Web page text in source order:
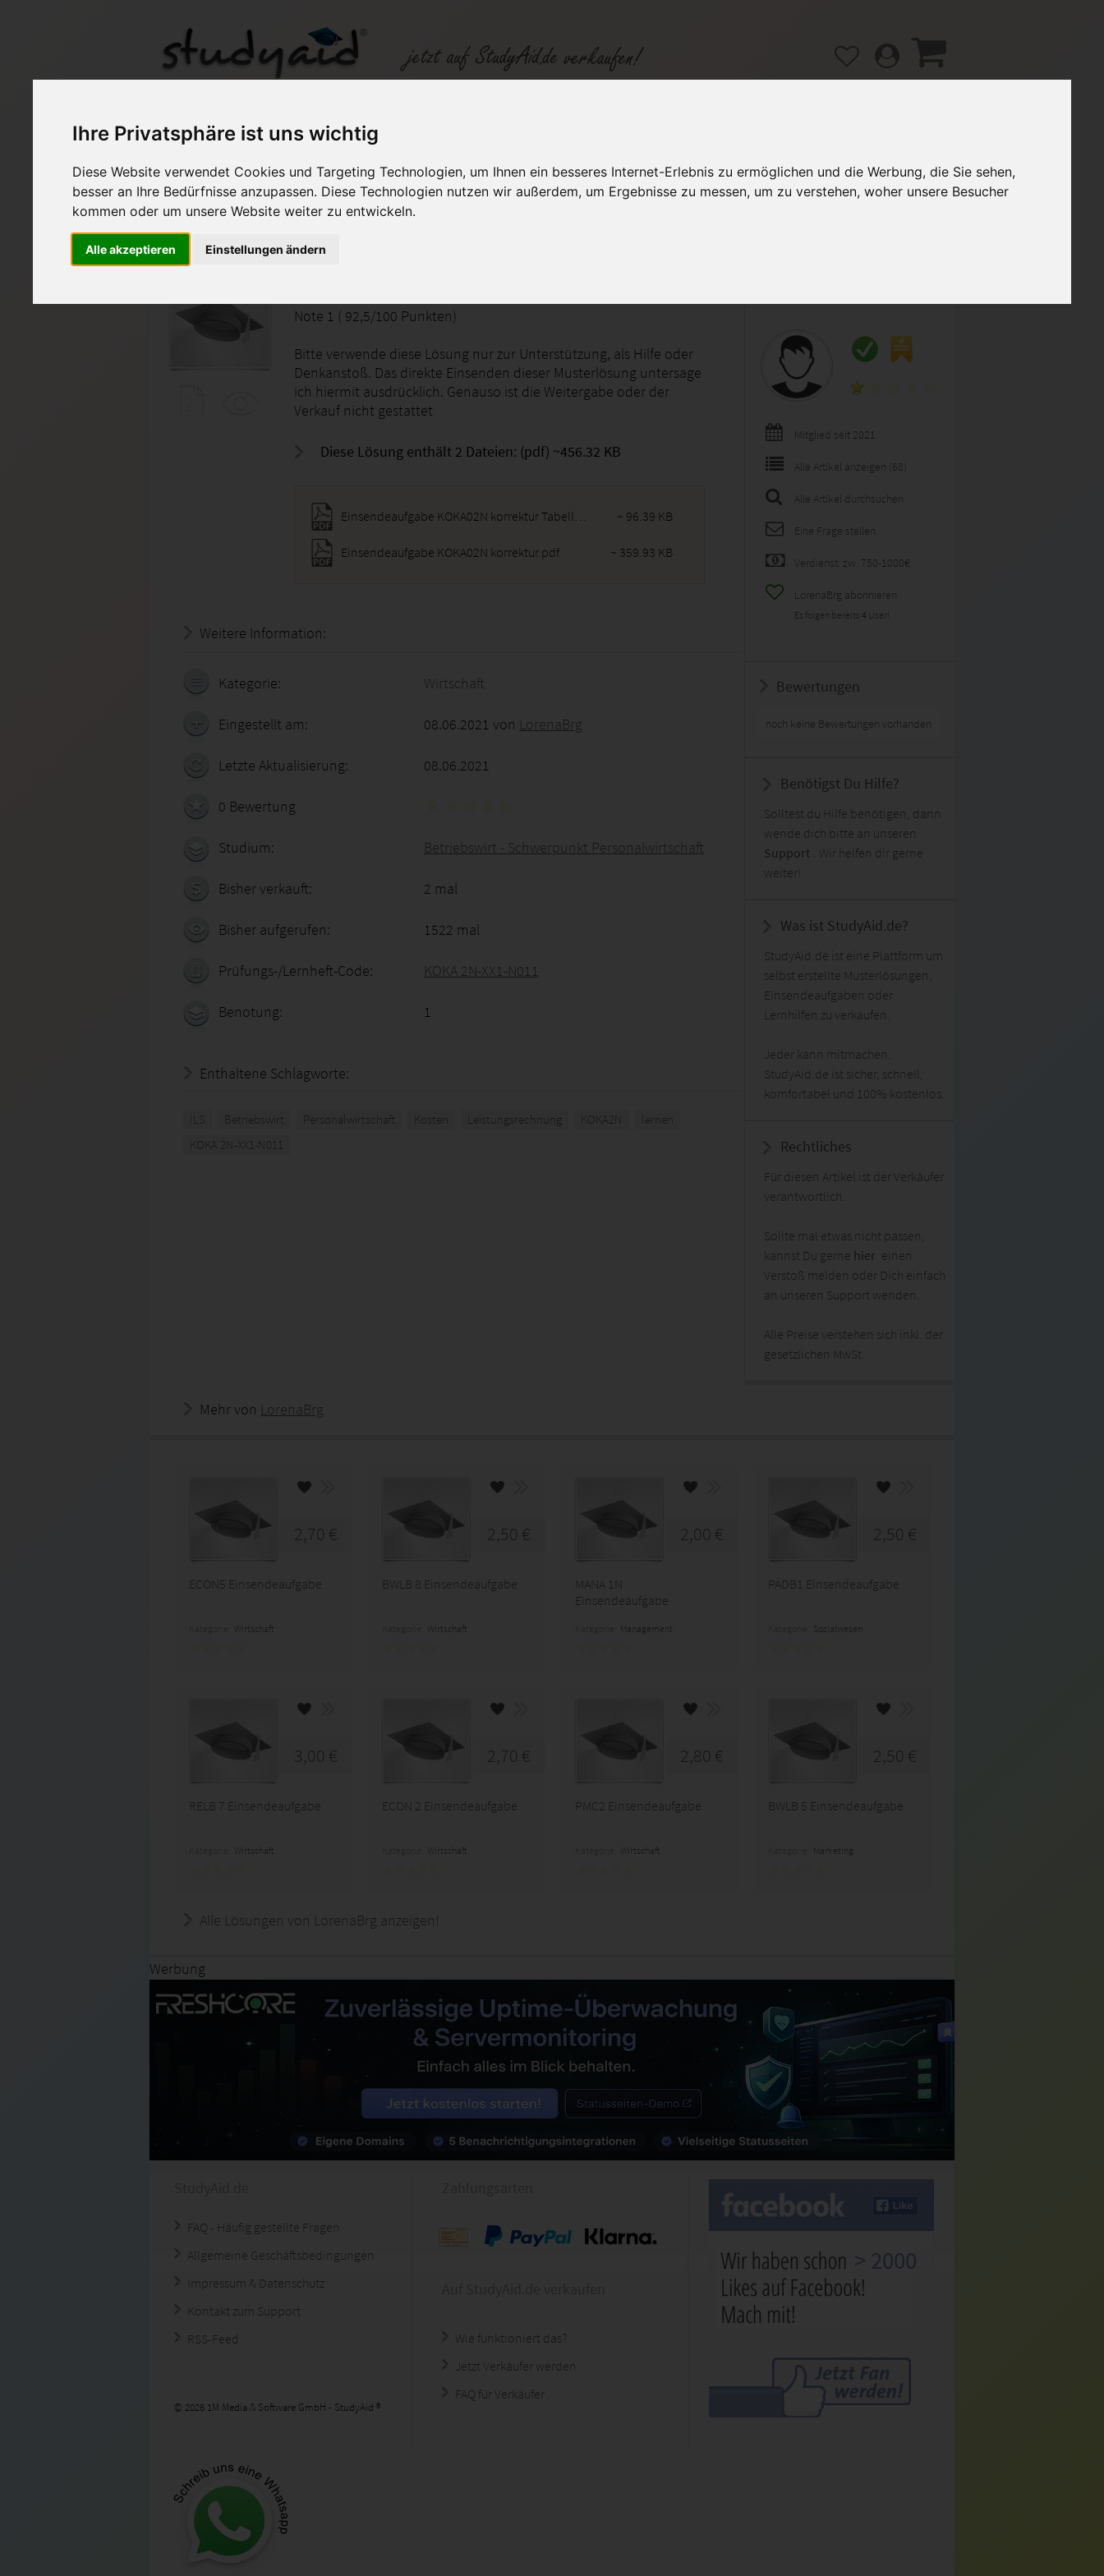
Ihre Privatsphäre ist uns wichtig
Diese Website verwendet Cookies und Targeting Technologien, um Ihnen ein besseres Internet-Erlebnis zu ermöglichen und die Werbung, die Sie sehen,
besser an Ihre Bedürfnisse anzupassen. Diese Technologien nutzen wir außerdem, um Ergebnisse zu messen, um zu verstehen, woher unsere Besucher
kommen oder um unsere Website weiter zu entwickeln.
Alle akzeptieren Einstellungen ändern
KOKA2N Einsendeaufgabe
Auf StudyAid.de verkaufen Kategorien Studiengänge / Lehrgänge Hilfe / FAQ
Note 1 ( 92,5/100 Punkten)
Bitte verwende diese Lösung nur zur Unterstützung, als Hilfe oder
Denkanstoß. Das direkte Einsenden dieser Musterlösung untersage
ich hiermit ausdrücklich. Genauso ist die Weitergabe oder der
Verkauf nicht gestattet
Diese Lösung enthält 2 Dateien: (pdf) ~456.32 KB
Einsendeaufgabe KOKA02N korrektur Tabelle.pdf ~ 96.39 KB
Einsendeaufgabe KOKA02N korrektur.pdf ~ 359.93 KB
Weitere Information:
Kategorie: Wirtschaft
Eingestellt am: 08.06.2021 von LorenaBrg
Letzte Aktualisierung: 08.06.2021
0 Bewertung
Studium: Betriebswirt - Schwerpunkt Personalwirtschaft
Bisher verkauft: 2 mal
Bisher aufgerufen: 1522 mal
Prüfungs-/Lernheft-Code: KOKA 2N-XX1-N011
Benotung: 1
Enthaltene Schlagworte:
ILS Betriebswirt Personalwirtschaft Kosten Leistungsrechnung KOKA2N
lernen
KOKA 2N-XX1-N011
Mitglied seit 2021
Alle Artikel anzeigen (68)
Alle Artikel durchsuchen
Eine Frage stellen
Verdienst: zw. 750-1000€
LorenaBrg abonnieren
Es folgen bereits 4 User!
Bewertungen
noch keine Bewertungen vorhanden
Benötigst Du Hilfe?
Solltest du Hilfe benötigen, dann
wende dich bitte an unseren
Support . Wir helfen dir gerne
weiter!
Was ist StudyAid.de?
StudyAid.de ist eine Plattform um
selbst erstellte Musterlösungen,
Einsendeaufgaben oder
Lernhilfen zu verkaufen.
Jeder kann mitmachen.
StudyAid.de ist sicher, schnell,
komfortabel und 100% kostenlos.
Rechtliches
Für diesen Artikel ist der Verkäufer
verantwortlich.
Sollte mal etwas nicht passen,
kannst Du gerne hier einen
Verstoß melden oder Dich einfach
an unseren Support wenden.
Alle Preise verstehen sich inkl. der
gesetzlichen MwSt.
Mehr von LorenaBrg
2,70 €
ECON5 Einsendeaufgabe
Wirtschaft
2,50 €
BWLB 8 Einsendeaufgabe
Wirtschaft
2,00 €
MANA 1N
Einsendeaufgabe
Management
2,50 €
PÄDB1 Einsendeaufgabe
Sozialwesen
3,00 €
RELB 7 Einsendeaufgabe
Wirtschaft
2,70 €
ECON 2 Einsendeaufgabe
Wirtschaft
2,80 €
PMC2 Einsendeaufgabe
Wirtschaft
2,50 €
BWLB 5 Einsendeaufgabe
Marketing
Alle Lösungen von LorenaBrg anzeigen!
Werbung
FAQ - Häufig gestellte Fragen
Allgemeine Geschäftsbedingungen
Impressum & Datenschutz
Kontakt zum Support
RSS-Feed
© 2026 1M Media & Software GmbH - StudyAid ®
Wie funktioniert das?
Jetzt Verkäufer werden
FAQ für Verkäufer
> 2000